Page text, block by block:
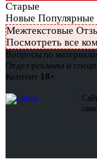
Старые
Новые Популярные
Межтекстовые
Посмотреть все
Вопросы по
Отдел рекламы и
Контент 18+